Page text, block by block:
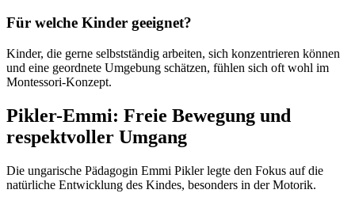
Für welche Kinder geeignet?
Kinder, die gerne selbstständig arbeiten, sich konzentrieren können
und eine geordnete Umgebung schätzen, fühlen sich oft wohl im
Montessori-Konzept.
Pikler-Emmi: Freie Bewegung und
respektvoller Umgang
Die ungarische Pädagogin Emmi Pikler legte den Fokus auf die
natürliche Entwicklung des Kindes, besonders in der Motorik.